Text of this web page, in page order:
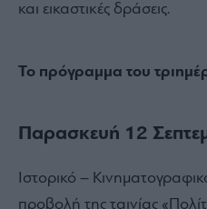
και εικαστικές δράσεις.
Το πρόγραμμα του
Παρασκευή 12
Ιστορικό –
προβολή της ταινίας